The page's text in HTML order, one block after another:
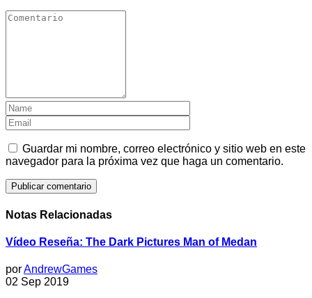
Guardar mi nombre, correo electrónico y sitio web en este
navegador para la próxima vez que haga un comentario.
Notas Relacionadas
Vídeo Reseña: The Dark Pictures Man of Medan
porAndrewGames
02 Sep 2019